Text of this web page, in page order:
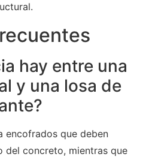
hay entre una
y una losa de
encofrados que deben
del concreto, mientras que